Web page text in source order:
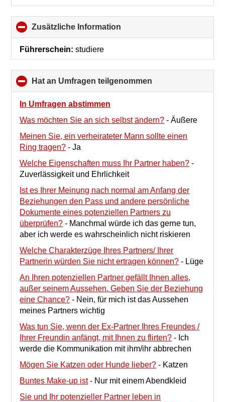
Zusätzliche Information
to
Führerschein: studiere
Hat an Umfragen teilgenommen
to
In Umfragen abstimmen
Was möchten Sie an sich selbst ändern? -Äußere
Meinen Sie, ein verheirateter Mann sollte einen
Ring tragen? -Ja
Welche Eigenschaften muss Ihr Partner haben? -
Zuverlässigkeit und Ehrlichkeit
Ist es Ihrer Meinung nach normal am Anfang der
Beziehungen den Pass und andere persönliche
Dokumente eines potenziellen Partners zu
überprüfen? - Manchmal würde ich das gerne tun,
aber ich werde es wahrscheinlich nicht riskieren
Welche Charakterzüge Ihres Partners/ Ihrer
Partnerin würden Sie nicht ertragen können? - Lüge
An Ihren potenziellen Partner gefällt Ihnen alles,
außer seinem Aussehen. Geben Sie der Beziehung
eine Chance? - Nein, für mich ist das Aussehen
meines Partners wichtig
Was tun Sie, wenn der Ex-Partner Ihres Freundes /
Ihrer Freundin anfängt, mit Ihnen zu flirten? - Ich
werde die Kommunikation mit ihm/ihr abbrechen
Mögen Sie Katzen oder Hunde lieber? - Katzen
Buntes Make-up ist- Nur mit einem Abendkleid
Sie und Ihr potenzieller Partner leben in